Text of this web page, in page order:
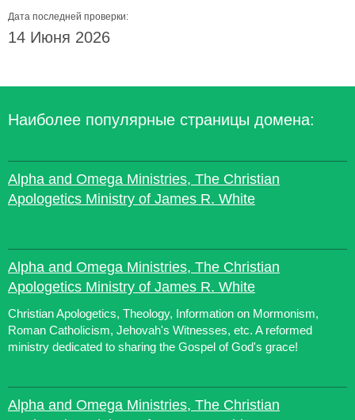
Дата последней проверки:
14 Июня 2026
Наиболее популярные страницы домена:
Alpha and Omega Ministries, The Christian
Apologetics Ministry of James R. White
Alpha and Omega Ministries, The Christian
Apologetics Ministry of James R. White
Christian Apologetics, Theology, Information on Mormonism,
Roman Catholicism, Jehovah's Witnesses, etc. A reformed
ministry dedicated to sharing the Gospel of God's grace!
Alpha and Omega Ministries, The Christian